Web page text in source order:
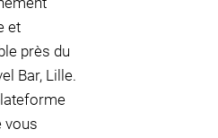
et
près du
Bar, Lille.
vous